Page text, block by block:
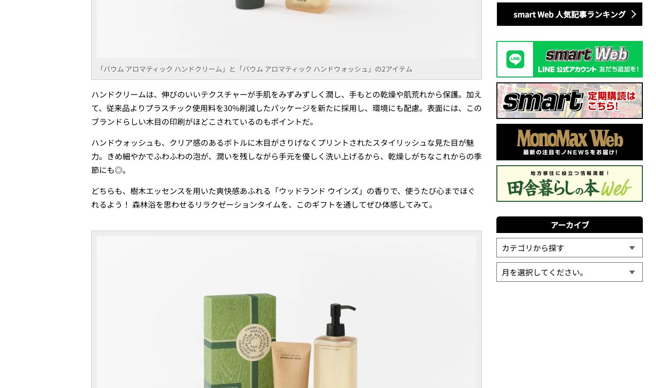
「バウム アロマティック ハンドクリーム」と「バウム アロマティック ハンドウォッシュ」の2アイテム
ハンドクリームは、伸びのいいテクスチャーが手肌をみずみずしく潤し、手もとの乾燥や肌荒れから保護。加え
て、従来品よりプラスチック使用料を30%削減したパッケージを新たに採用し、環境にも配慮。表面には、この
ブランドらしい木目の印刷がほどこされているのもポイントだ。
ハンドウォッシュも、クリア感のあるボトルに木目がさりげなくプリントされたスタイリッシュな見た目が魅
力。きめ細やかでふわふわの泡が、潤いを残しながら手元を優しく洗い上げるから、乾燥しがちなこれからの季
節にも◎。
どちらも、樹木エッセンスを用いた爽快感あふれる「ウッドランド ウインズ」の香りで、使うたび心までほぐ
れるよう！ 森林浴を思わせるリラクゼーションタイムを、このギフトを通してぜひ体感してみて。
smart Web 人気記事ランキング
アーカイブ